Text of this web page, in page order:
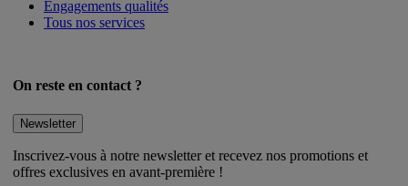
Engagements qualités
Tous nos services
On reste en contact ?
Newsletter
Inscrivez-vous à notre newsletter et recevez nos promotions et
offres exclusives en avant-première !